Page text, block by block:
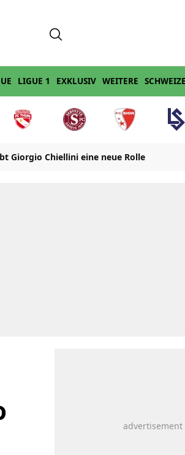
LIGUE 1 EXKLUSIV WEITERE
Giorgio Chiellini eine neue Rolle